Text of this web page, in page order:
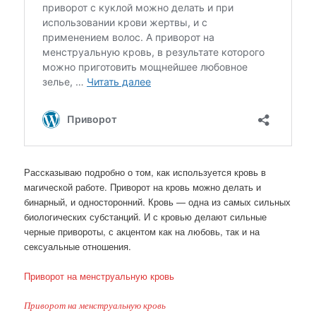
Рассказываю подробно о том, как используется кровь в
магической работе. Приворот на кровь можно делать и
бинарный, и односторонний. Кровь — одна из самых сильных
биологических субстанций. И с кровью делают сильные
черные привороты, с акцентом как на любовь, так и на
сексуальные отношения.
Приворот на менструальную кровь
Приворот на менструальную кровь